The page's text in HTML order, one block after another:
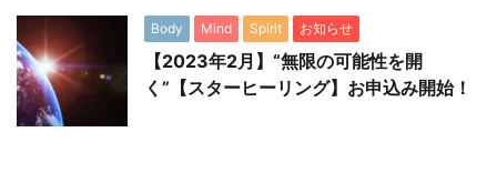
Body Mind Spirit お知らせ
【2023年2月】“無限の可能性を開
く”【スターヒーリング】お申込み開始！